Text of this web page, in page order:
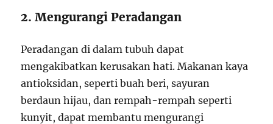
2. Mengurangi Peradangan
Peradangan di dalam tubuh dapat
mengakibatkan kerusakan hati. Makanan kaya
antioksidan, seperti buah beri, sayuran
berdaun hijau, dan rempah-rempah seperti
kunyit, dapat membantu mengurangi